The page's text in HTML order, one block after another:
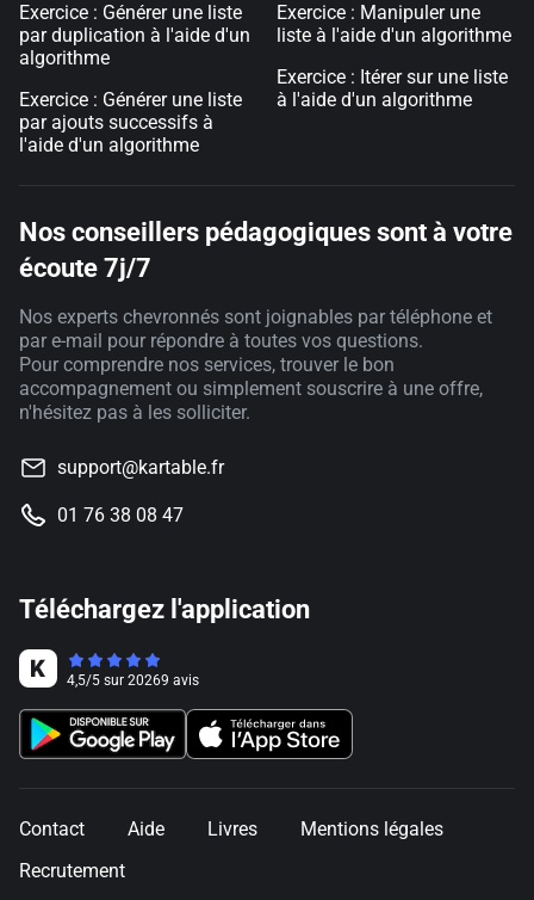
Exercice : Générer une liste
par duplication à l'aide d'un
algorithme
Exercice : Générer une liste
par ajouts successifs à
l'aide d'un algorithme
Exercice : Manipuler une
liste à l'aide d'un algorithme
Exercice : Itérer sur une liste
à l'aide d'un algorithme
Nos conseillers pédagogiques sont à votre
écoute 7j/7
Nos experts chevronnés sont joignables par téléphone et
par e-mail pour répondre à toutes vos questions.
Pour comprendre nos services, trouver le bon
accompagnement ou simplement souscrire à une offre,
n'hésitez pas à les solliciter.
support@kartable.fr
01 76 38 08 47
Téléchargez l'application
4,5/5 sur 20269 avis
Contact Aide Livres
Mentions légales
Recrutement